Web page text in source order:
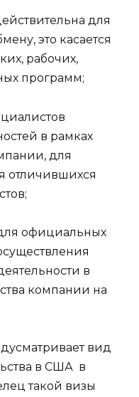
для
это касается
рабочих,
программ;
в рамках
для
отличившихся
официальных
в
компании на
вид
в США в
такой визы